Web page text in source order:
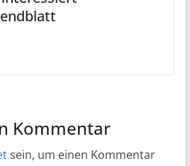
Kommentar
sein, um einen Kommentar